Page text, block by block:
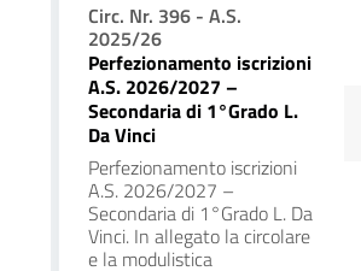
Circ. Nr. 396 - A.S.
2025/26
Perfezionamento iscrizioni
A.S. 2026/2027 –
Secondaria di 1°Grado L.
Da Vinci
Perfezionamento iscrizioni
A.S. 2026/2027 –
Secondaria di 1°Grado L. Da
Vinci. In allegato la circolare
e la modulistica